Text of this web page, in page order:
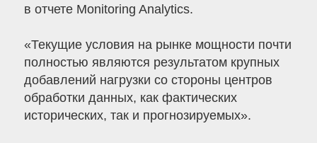
в отчете Monitoring Analytics.
«Текущие условия на рынке мощности почти
полностью являются результатом крупных
добавлений нагрузки со стороны центров
обработки данных, как фактических
исторических, так и прогнозируемых».